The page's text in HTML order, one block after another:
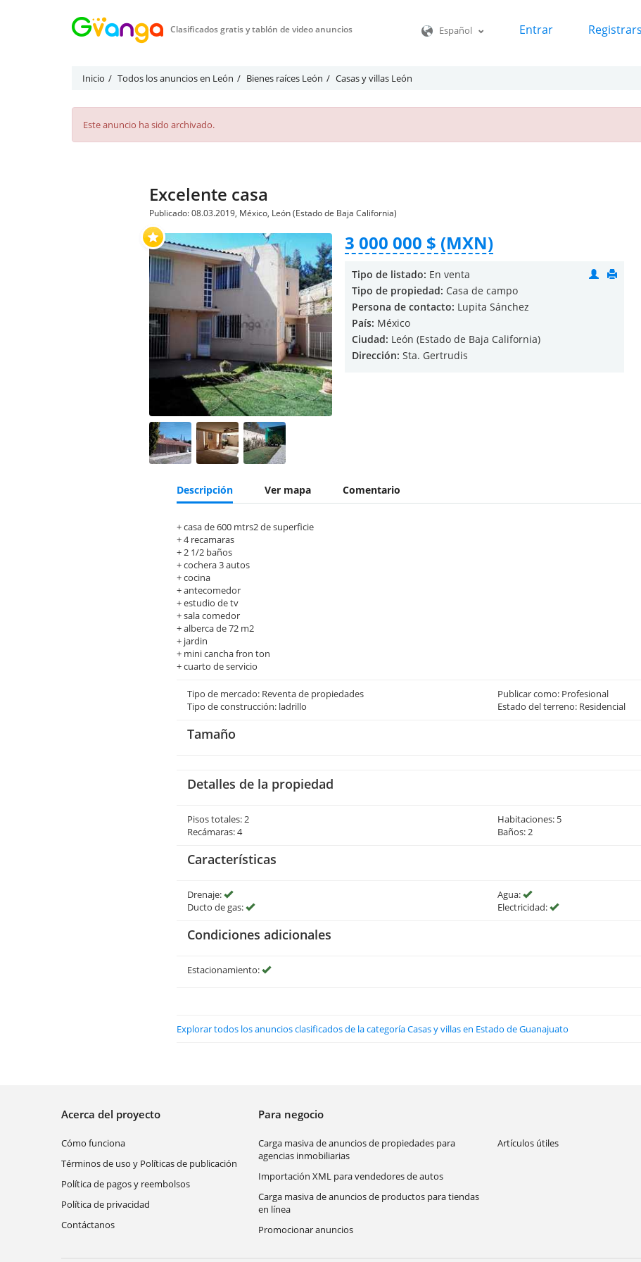
Clasificados gratis y tablón de video anuncios Español Entrar
Inicio Todos los anuncios en León Bienes raíces León Casas y villas León
Este anuncio ha sido archivado.
Excelente casa
Publicado: 08.03.2019, México, León (Estado de Baja California)
3 000 000 $ (MXN)
Tipo de listado: En venta
Tipo de propiedad: Casa de campo
Persona de contacto: Lupita Sánchez
País: México
Ciudad: León (Estado de Baja California)
Dirección: Sta. Gertrudis
Descripción Ver mapa Comentario
+ casa de 600 mtrs2 de superficie
+ 4 recamaras
+ 2 1/2 baños
+ cochera 3 autos
+ cocina
+ antecomedor
+ estudio de tv
+ sala comedor
+ alberca de 72 m2
+ jardin
+ mini cancha fron ton
+ cuarto de servicio
Tipo de mercado: Reventa de propiedades
Publicar como: Profesional
Tipo de construcción: ladrillo
Estado del terreno: Residencial
Tamaño
Detalles de la propiedad
Pisos totales: 2
Habitaciones: 5
Recámaras: 4
Baños: 2
Características
Drenaje:
Agua:
Ducto de gas:
Electricidad:
Condiciones adicionales
Estacionamiento:
Explorar todos los anuncios clasificados de la categoría Casas y villas en Estado de Guanajuato
Acerca del proyecto
Cómo funciona
Términos de uso y Políticas de publicación
Política de pagos y reembolsos
Política de privacidad
Contáctanos
Para negocio
Carga masiva de anuncios de propiedades para
agencias inmobiliarias
Importación XML para vendedores de autos
Carga masiva de anuncios de productos para tiendas
en línea
Promocionar anuncios
Artículos útiles